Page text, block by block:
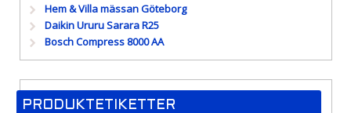
Hem & Villa mässan Göteborg
Daikin Ururu Sarara R25
Bosch Compress 8000 AA
PRODUKTETIKETTER